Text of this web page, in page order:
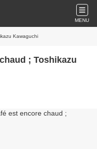
MENU
Kawaguchi
; Toshikazu